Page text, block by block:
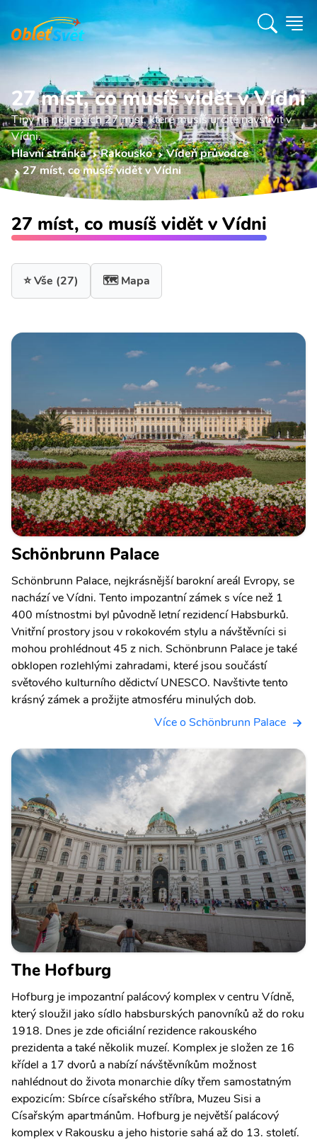
27 míst, co musíš vidět v Vídni
Tipy na nejlepších 27 míst, které musíš určitě navštívit v
Vídni.
Hlavní stránka
Rakousko
Vídeň průvodce
27 míst, co musíš vidět v Vídni
27 míst, co musíš vidět v Vídni
⭐ Vše (27) 🗺️ Mapa
Schönbrunn Palace
Schönbrunn Palace, nejkrásnější barokní areál Evropy, se
nachází ve Vídni. Tento impozantní zámek s více než 1
400 místnostmi byl původně letní rezidencí Habsburků.
Vnitřní prostory jsou v rokokovém stylu a návštěvníci si
mohou prohlédnout 45 z nich. Schönbrunn Palace je také
obklopen rozlehlými zahradami, které jsou součástí
světového kulturního dědictví UNESCO. Navštivte tento
krásný zámek a prožijte atmosféru minulých dob.
Více o Schönbrunn Palace
The Hofburg
Hofburg je impozantní palácový komplex v centru Vídně,
který sloužil jako sídlo habsburských panovníků až do roku
1918. Dnes je zde oficiální rezidence rakouského
prezidenta a také několik muzeí. Komplex je složen ze 16
křídel a 17 dvorů a nabízí návštěvníkům možnost
nahlédnout do života monarchie díky třem samostatným
expozicím: Sbírce císařského stříbra, Muzeu Sisi a
Císařským apartmánům. Hofburg je největší palácový
komplex v Rakousku a jeho historie sahá až do 13. století.